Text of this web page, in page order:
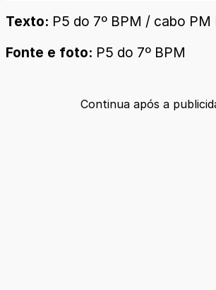
Texto: P5 do 7º BPM / cabo PM
Fonte e foto: P5 do 7º BPM
Continua após a